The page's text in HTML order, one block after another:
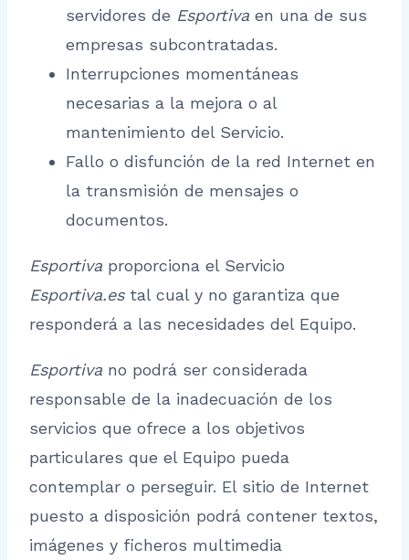
servidores de Esportiva en una de sus
empresas subcontratadas.
Interrupciones momentáneas
necesarias a la mejora o al
mantenimiento del Servicio.
Fallo o disfunción de la red Internet en
la transmisión de mensajes o
documentos.
Esportiva proporciona el Servicio
Esportiva.es tal cual y no garantiza que
responderá a las necesidades del Equipo.
Esportiva no podrá ser considerada
responsable de la inadecuación de los
servicios que ofrece a los objetivos
particulares que el Equipo pueda
contemplar o perseguir. El sitio de Internet
puesto a disposición podrá contener textos,
imágenes y ficheros multimedia